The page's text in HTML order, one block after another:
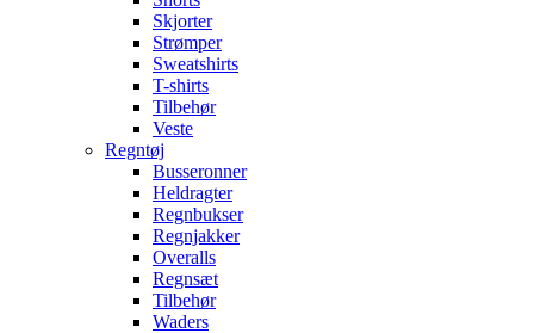
Skjorter
Strømper
Sweatshirts
T-shirts
Tilbehør
Veste
Regntøj
Busseronner
Heldragter
Regnbukser
Regnjakker
Overalls
Regnsæt
Tilbehør
Waders